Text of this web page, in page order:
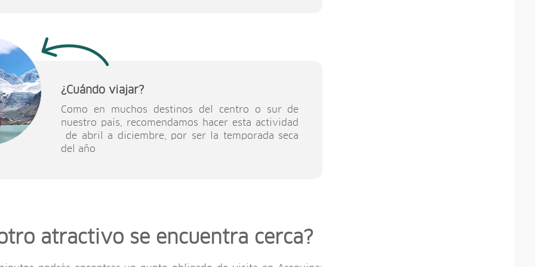
¿Cuándo viajar?
Como en muchos destinos del centro o sur de
nuestro país, recomendamos hacer esta actividad
de abril a diciembre, por ser la temporada seca
del año
atractivo se encuentra cerca?